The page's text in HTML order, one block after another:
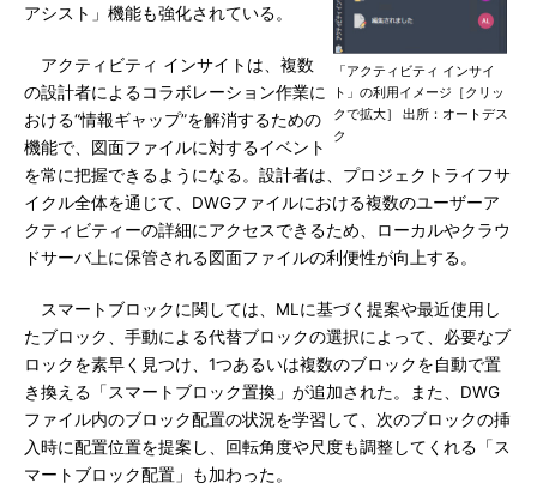
「アクティビティ インサイ
ト」の利用イメージ［クリッ
クで拡大］ 出所：オートデス
ク
アシスト」機能も強化されている。
アクティビティ インサイトは、複数
の設計者によるコラボレーション作業に
おける“情報ギャップ”を解消するための
機能で、図面ファイルに対するイベント
を常に把握できるようになる。設計者は、プロジェクトライフサ
イクル全体を通じて、DWGファイルにおける複数のユーザーア
クティビティーの詳細にアクセスできるため、ローカルやクラウ
ドサーバ上に保管される図面ファイルの利便性が向上する。
スマートブロックに関しては、MLに基づく提案や最近使用し
たブロック、手動による代替ブロックの選択によって、必要なブ
ロックを素早く見つけ、1つあるいは複数のブロックを自動で置
き換える「スマートブロック置換」が追加された。また、DWG
ファイル内のブロック配置の状況を学習して、次のブロックの挿
入時に配置位置を提案し、回転角度や尺度も調整してくれる「ス
マートブロック配置」も加わった。